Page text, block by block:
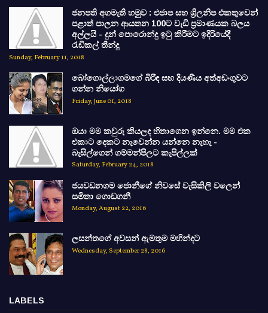
ජනපති අගමැති හමුව : එජාප සහ ශ්‍රිලනිප එකතුවෙන්
පළාත් පාලන ආයතන 100ට වැඩි ප්‍රමාණයක බලය
අල්ලයි - දුන් පොරොන්දු ඉටු කිරීමට ඉදිරියේදී
රැඩිකල් තීන්දු
Sunday, February 11, 2018
බෝගොල්ලාගමගේ බිරිඳ සහ දියණිය අත්අඩංගුවට
ගන්න නියෝග
Friday, June 01, 2018
ඔයා මම කවුරු කියලද හිතාගෙන ඉන්නෙ. මම එක
එකාට දෙකට නැවෙන්න යන්නෙ නැහැ -
බැසිල්ගෙන් ගම්මන්පිලට කැපිල්ලක්
Saturday, February 24, 2018
ජයවඩනගම ජොනීගේ නිවසේ වැසිකිලි වලෙන්
සමිතා ගොඩගනී
Monday, August 22, 2016
ලසන්තගේ අවසන් ඇමතුම මහින්දට
Wednesday, September 28, 2016
LABELS